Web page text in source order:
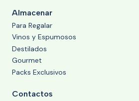
Almacenar
Para Regalar
Vinos y Espumosos
Destilados
Gourmet
Packs Exclusivos
Contactos